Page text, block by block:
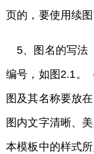
页的，要使用续图
5、图名的写法
编号，如图2.1。
图及其名称要放
图内文字清晰、
本模板中的样式